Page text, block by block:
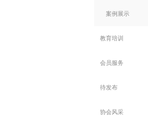
案例展示
教育培训
会员服务
待发布
协会风采